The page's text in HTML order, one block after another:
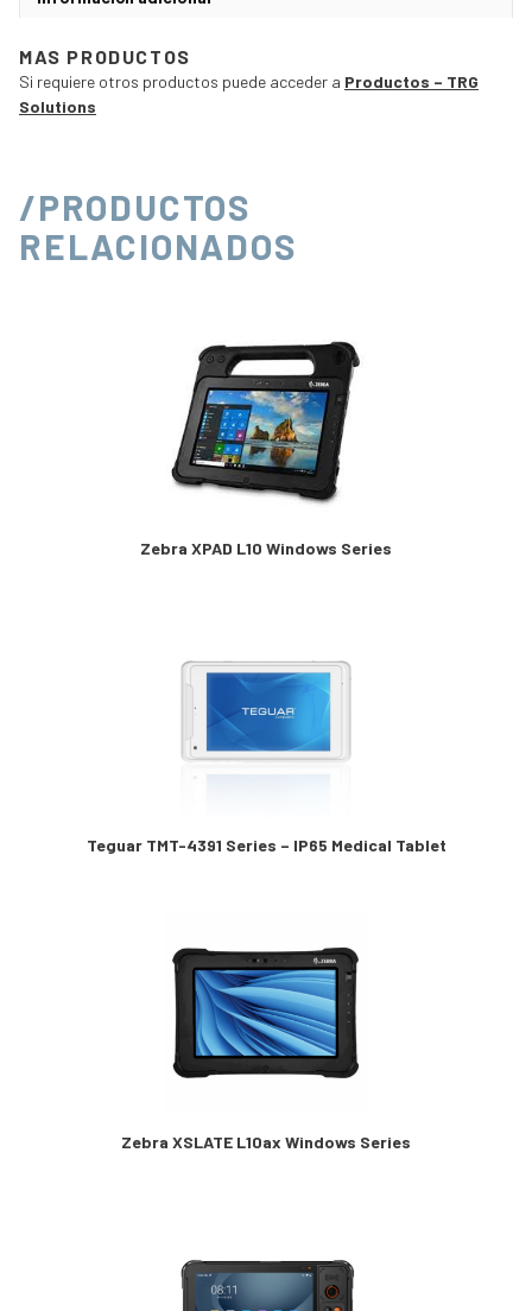
MAS PRODUCTOS
Si requiere otros productos puede acceder a Productos – TRG
Solutions
/PRODUCTOS
RELACIONADOS
Zebra XPAD L10 Windows Series
Teguar TMT-4391 Series – IP65 Medical Tablet
Zebra XSLATE L10ax Windows Series